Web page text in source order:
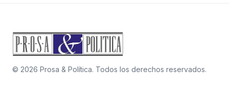
© 2026 Prosa & Política. Todos los derechos reservados.